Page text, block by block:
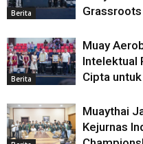
Berita
Grassroots
Berita
Muay
Intelektual
Cipta
Muaythai
Kejurnas